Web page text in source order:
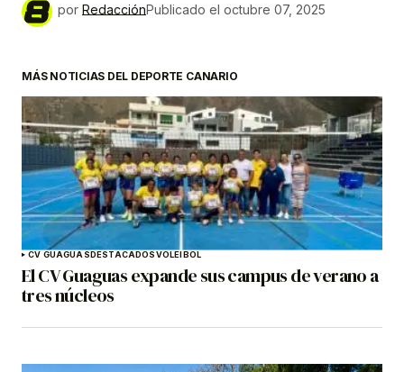
por RedacciónPublicado el octubre 07, 2025
MÁS NOTICIAS DEL DEPORTE CANARIO
CV GUAGUASDESTACADOSVOLEIBOL
El CV Guaguas expande sus campus de verano a
tres núcleos